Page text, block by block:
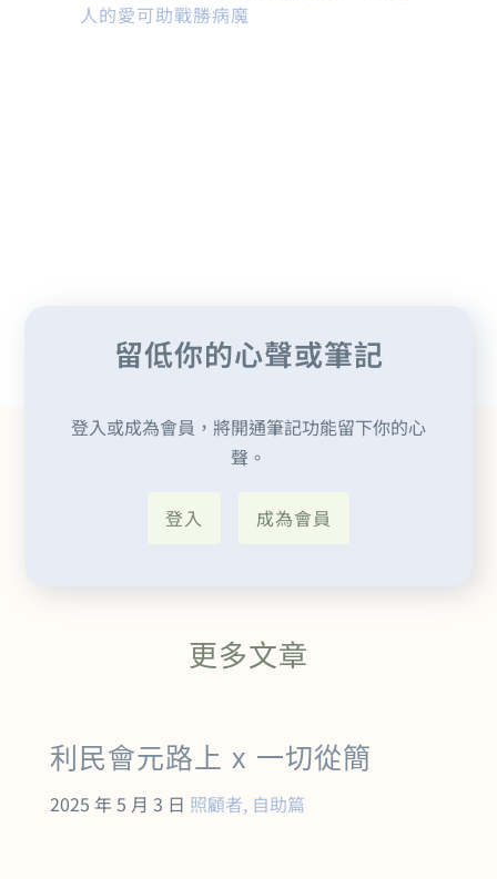
人的愛可助戰勝病魔
留低你的心聲或筆記
登入或成為會員，將開通筆記功能留下你的心
聲。
登入 成為會員
更多文章
利民會元路上 x 一切從簡
2025 年 5 月 3 日 照顧者, 自助篇